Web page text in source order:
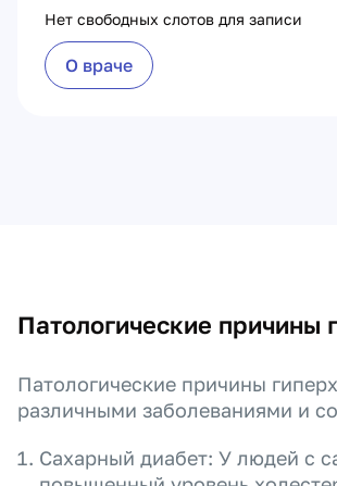
Нет свободных слотов для записи
О враче
Патологические причины
Патологические причины
различными заболеваниями и
Сахарный диабет: У людей с